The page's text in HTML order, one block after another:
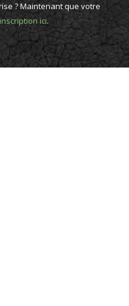
? Maintenant que votre
ici.